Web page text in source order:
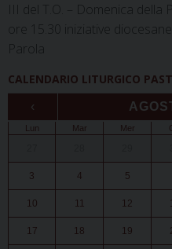
III del T.O. – Domenica della
ore 15.30 iniziative
Parola
CALENDARIO LITURGICO
‹
Lun Mar Mer
3 4 5
10 11 12
17 18 19